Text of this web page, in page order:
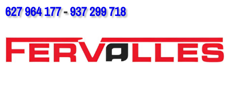
627 964 177-937 299 718